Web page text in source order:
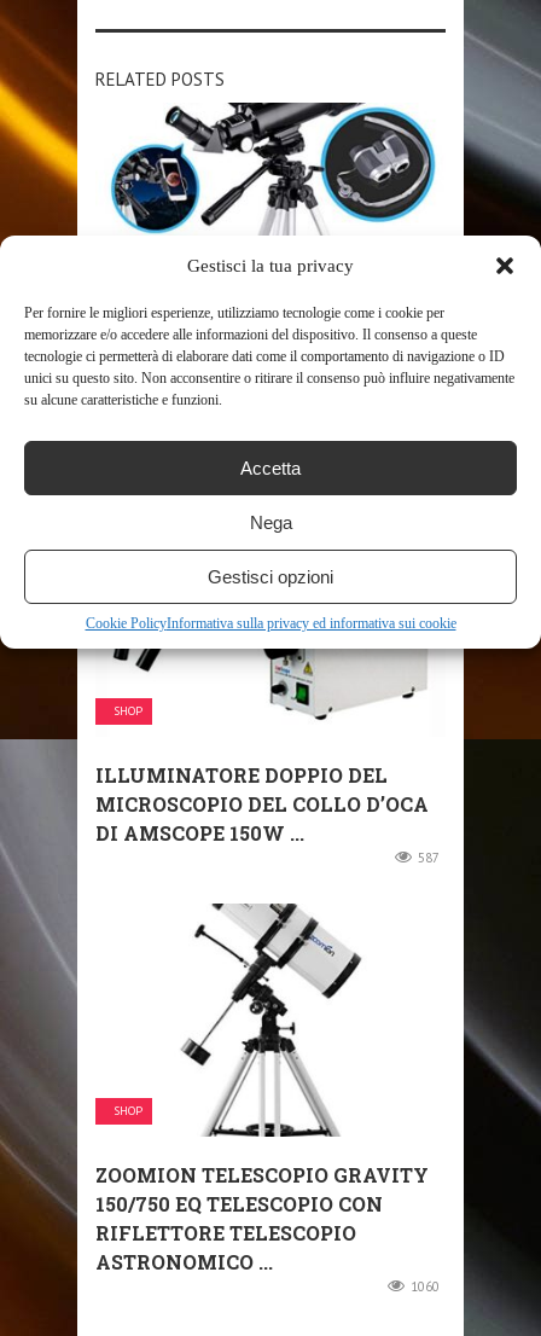
Gestisci la tua privacy
Per fornire le migliori esperienze, utilizziamo tecnologie come i cookie per
memorizzare e/o accedere alle informazioni del dispositivo. Il consenso a queste
tecnologie ci permetterà di elaborare dati come il comportamento di navigazione o ID
unici su questo sito. Non acconsentire o ritirare il consenso può influire negativamente
su alcune caratteristiche e funzioni.
Accetta
Nega
Gestisci opzioni
Cookie PolicyInformativa sulla privacy ed informativa sui cookie
RELATED POSTS
SHOP
BNISE TELESCOPIO A RIFRAZIONE
PORTATILE DI 70 MM E BINOCOLO
SHOP
ILLUMINATORE DOPPIO DEL
MICROSCOPIO DEL COLLO D’OCA
DI AMSCOPE 150W ...
587
SHOP
ZOOMION TELESCOPIO GRAVITY
150/750 EQ TELESCOPIO CON
RIFLETTORE TELESCOPIO
ASTRONOMICO ...
1060